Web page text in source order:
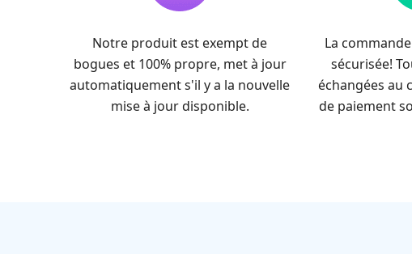
Notre produit est exempt de
bogues et 100% propre, met à jour
automatiquement s'il y a la nouvelle
mise à jour disponible.
La
sécurisée!
échangées au
de paiement